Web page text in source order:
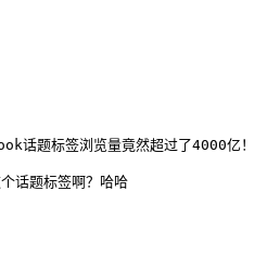
话题标签浏览量竟然超过了4000亿！
话题标签啊？哈哈